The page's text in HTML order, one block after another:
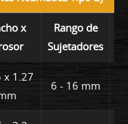
x
Rango de
Sujetadores
x 1.27
6 - 16 mm